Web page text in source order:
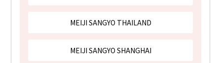
MEIJI SANGYO THAILAND
MEIJI SANGYO SHANGHAI